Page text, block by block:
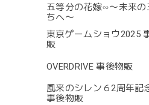
五等分の花嫁∽〜未来の
ちへ〜
東京ゲームショウ2025
販
OVERDRIVE 事後物販
風来のシレン６2周年記
事後物販